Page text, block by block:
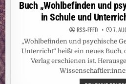
Buch „Wohlbefinden und
in Schule und
RSS-FEED 7.
„Wohlbefinden und psychische
Unterricht“ heißt ein neues Buch,
Verlag erschienen ist.